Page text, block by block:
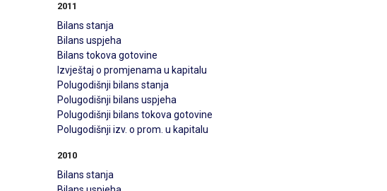
2011
Bilans stanja
Bilans uspjeha
Bilans tokova gotovine
Izvještaj o promjenama u kapitalu
Polugodišnji bilans stanja
Polugodišnji bilans uspjeha
Polugodišnji bilans tokova gotovine
Polugodišnji izv. o prom. u kapitalu
2010
Bilans stanja